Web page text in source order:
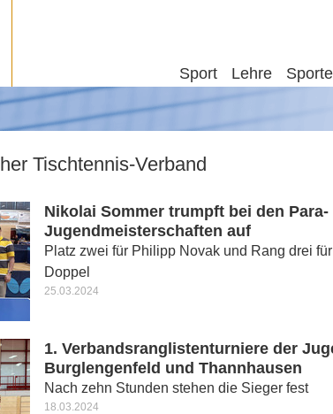
Sport Lehre
Tischtennis-Verband
Nikolai Sommer trumpft bei den Para-
Jugendmeisterschaften auf
Platz zwei für Philipp Novak und Rang drei
Doppel
25.03.2024
1. Verbandsranglistenturniere der
Burglengenfeld und Thannhausen
Nach zehn Stunden stehen die Sieger fest
18.03.2024